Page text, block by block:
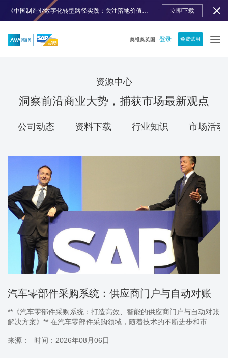
立即下载
奥维奥英国 登录 免费试用
资源中心
洞察前沿商业大势，捕获市场最新观点
公司动态 资料下载 行业知识 市场活动
汽车零部件采购系统：供应商门户与自动对账
**《汽车零部件采购系统：打造高效、智能的供应商门户与自动对账
解决方案》** 在汽车零部件采购领域，随着技术的不断进步和市场
关键。本文将详细介绍《汽车零部件采购系统：供应商门户与自动
来源： 时间：2026年08月06日